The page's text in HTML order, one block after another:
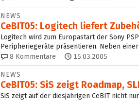
NEWS
CeBIT05: Logitech liefert
Logitech wird zum Europastart der Sony
Peripheriegeräte präsentieren. Neben
8 Kommentare 15.03.2005
NEWS
CeBIT05: SiS zeigt Roadmap,
SiS zeigt auf der diesjährigen CeBIT nicht